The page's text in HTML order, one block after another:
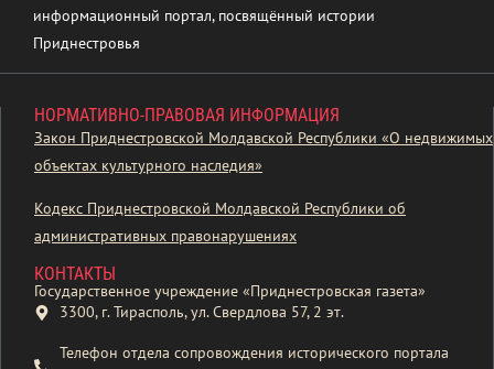
информационный портал, посвящённый истории
Приднестровья
НОРМАТИВНО-ПРАВОВАЯ ИНФОРМАЦИЯ
Закон Приднестровской Молдавской Республики «О недвижимых
объектах культурного наследия»
Кодекс Приднестровской Молдавской Республики об
административных правонарушениях
КОНТАКТЫ
Государственное учреждение «Приднестровская газета»
3300, г. Тирасполь, ул. Свердлова 57, 2 эт.
Телефон отдела сопровождения исторического портала